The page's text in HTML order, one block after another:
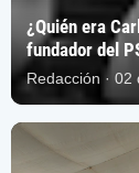
¿Quién era
fundador del
Redacción ·